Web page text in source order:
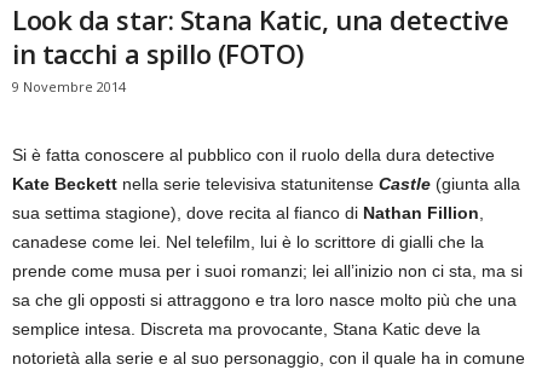
Look da star: Stana Katic, una detective
in tacchi a spillo (FOTO)
9 Novembre 2014
Si è fatta conoscere al pubblico con il ruolo della dura detective
Kate Beckett nella serie televisiva statunitense Castle (giunta alla
sua settima stagione), dove recita al fianco di Nathan Fillion
canadese come lei. Nel telefilm, lui è lo scrittore di gialli che la
prende come musa per i suoi romanzi; lei all’inizio non ci sta, ma si
sa che gli opposti si attraggono e tra loro nasce molto più che una
semplice intesa. Discreta ma provocante, Stana Katic deve la
notorietà alla serie e al suo personaggio, con il quale ha in comune